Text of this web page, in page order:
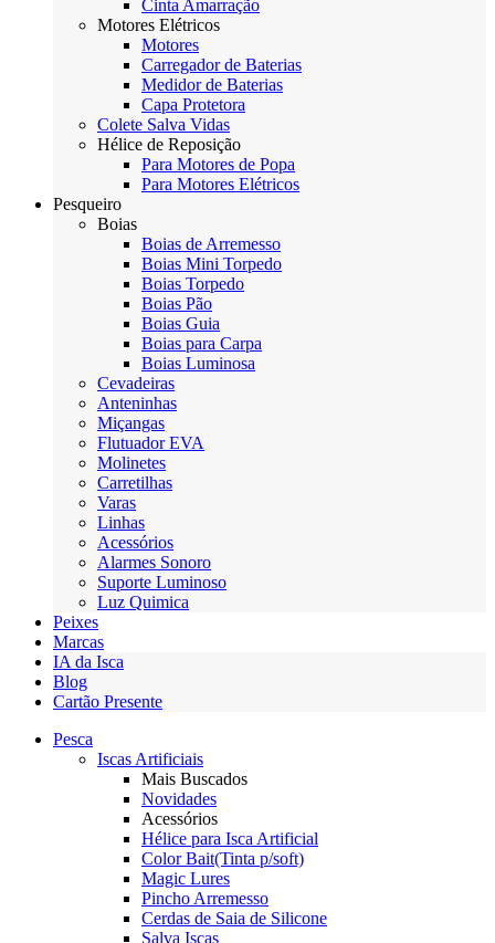
Cinta Amarração
Motores Elétricos
Motores
Carregador de Baterias
Medidor de Baterias
Capa Protetora
Colete Salva Vidas
Hélice de Reposição
Para Motores de Popa
Para Motores Elétricos
Pesqueiro
Boias
Boias de Arremesso
Boias Mini Torpedo
Boias Torpedo
Boias Pão
Boias Guia
Boias para Carpa
Boias Luminosa
Cevadeiras
Anteninhas
Miçangas
Flutuador EVA
Molinetes
Carretilhas
Varas
Linhas
Acessórios
Alarmes Sonoro
Suporte Luminoso
Luz Quimica
Peixes
Marcas
IA da Isca
Blog
Cartão Presente
Pesca
Iscas Artificiais
Mais Buscados
Novidades
Acessórios
Hélice para Isca Artificial
Color Bait(Tinta p/soft)
Magic Lures
Pincho Arremesso
Cerdas de Saia de Silicone
Salva Iscas